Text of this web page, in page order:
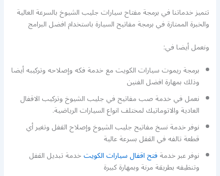
تتميز خدماتنا في برمجة مفتاح سيارات جليب الشيوخ بالسرعة العالية
والخبرة الممتازة في برمجة مفاتيح السيارة باستخدام افضل البرامج
ونعمل أيضا في:
برمجة ريموت سيارات الكويت مع خدمة فكه وإصلاحه وتركيبه أيضا
وذلك بمهارة افضل الفنين
نعمل في خدمة صب مفاتيح في جليب الشيوخ وتركيب الاقفال
العادية والاتوماتيك لمختلف انواع السيارات الرياضية.
نوفر خدمة نسخ مفاتيح جليب الشيوخ وإصلاح القفل وتغير أي
قطعة تالفه في القفل بسرعة عالية
نوفر عبر خدمةفتح اقفال سيارات الكويتخدمة تبديل القفل
وتنظيفه بطريقة مرنة وبمهارة كبيرة